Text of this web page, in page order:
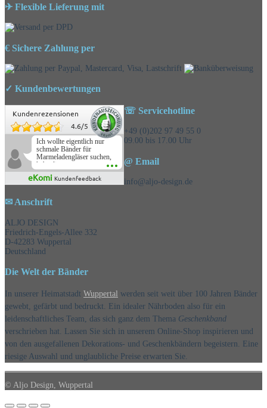
✈ Flexible Lieferung mit
€ Sichere Zahlung per
✓ Kundenbewertungen
Kundenrezensionen
4.6/5
Ich wollte eigentlich nur
schmale Bänder für
Marmeladengläser suchen,
habe die
Überraschungsbänder
mitbestellt und war positiv
überrascht, schöne
eKomi Kundenfeedback
☏ Servicehotline
+49 (0)202 97 49 55 0
09.00 bis 17.00 Uhr
@ Email
info@aljo-design.de
✉ Anschrift
ALJO DESIGN
Friedrich-Engels-Allee 332
D-42283 Wuppertal
Deutschland
Die Welt der Bänder
In unserer Heimatstadt Wuppertal werden seit weit über 100 Jahren Bänder
gewebt, gefärbt und bedruckt. Ein idealer Nährboden also für ein
leidenschaftliches Team, das sich ganz dem Thema Geschenkband
verschrieben hat. Lassen Sie sich in unserem Online-Shop inspirieren und
von den ausgefallenen Dekorations- und Geschenkbändern begeistern. Eine
riesige Auswahl und unglaubliche Preise erwarten Sie.
© Aljo Design, Wuppertal